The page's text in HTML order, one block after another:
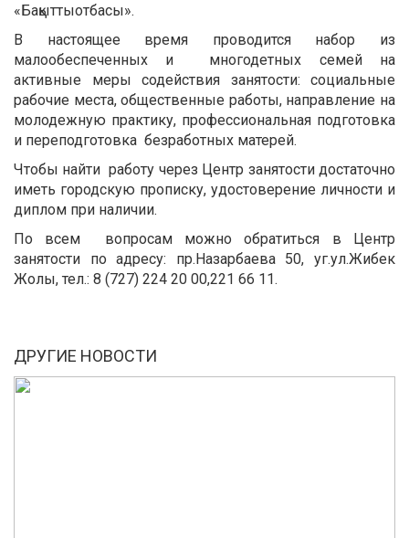
«Бақыттыотбасы».
В настоящее время проводится набор из
малообеспеченных и многодетных семей на
активные меры содействия занятости: социальные
рабочие места, общественные работы, направление на
молодежную практику, профессиональная подготовка
и переподготовка безработных матерей.
Чтобы найти работу через Центр занятости достаточно
иметь городскую прописку, удостоверение личности и
диплом при наличии.
По всем вопросам можно обратиться в Центр
занятости по адресу: пр.Назарбаева 50, уг.ул.Жибек
Жолы, тел.: 8 (727) 224 20 00,221 66 11.
ДРУГИЕ НОВОСТИ